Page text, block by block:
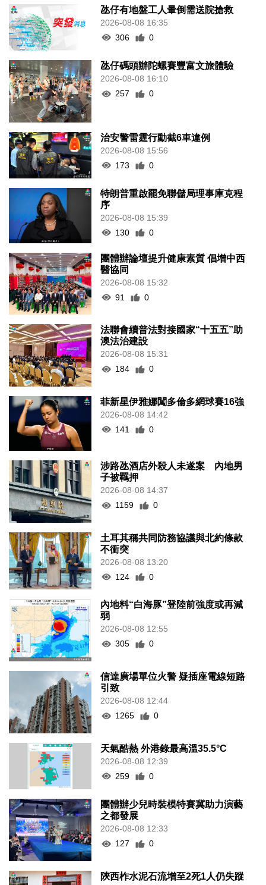
氹仔有地盤工人暈倒需送院搶救
2026-08-08 16:35
306
0
氹仔碼頭辦陀螺賽豐富文旅體驗
2026-08-08 16:10
257
0
治安警雷霆行動截6車違例
2026-08-08 15:56
173
0
特朗普重啟罷免聯儲局理事庫克程
序
2026-08-08 15:39
130
0
團體辦論壇提升健康素質 倡增中西
醫協同
2026-08-08 15:32
91
0
法聯會續普法對接國家“十五五”助
澳法治建設
2026-08-08 15:31
184
0
菲新星伊雅娜闖多倫多網球賽16強
2026-08-08 14:42
141
0
涉路氹酒店外殺人未遂案 內地男
子被羈押
2026-08-08 14:37
1159
0
土耳其稱共同防務協議與北約條款
不衝突
2026-08-08 13:20
124
0
內地料“白海豚”登陸前強度或再減
弱
2026-08-08 12:55
305
0
信達廣場單位火警 疑插座電線短路
引致
2026-08-08 12:44
1265
0
天氣酷熱 外港錄最高溫35.5°C
2026-08-08 12:39
259
0
團體辦少兒時裝模特賽冀助力演藝
之都發展
2026-08-08 12:33
127
0
陝西柞水泥石流增至2死1人仍失蹤